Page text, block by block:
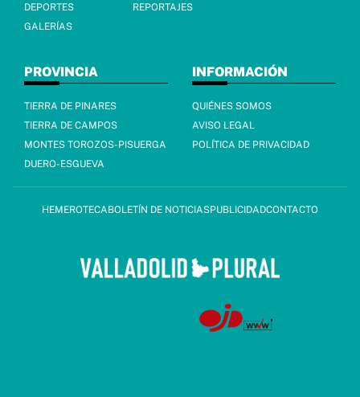
DEPORTES
REPORTAJES
GALERÍAS
PROVINCIA
TIERRA DE PINARES
TIERRA DE CAMPOS
MONTES TOROZOS-PISUERGA
DUERO-ESGUEVA
INFORMACIÓN
QUIÉNES SOMOS
AVISO LEGAL
POLÍTICA DE PRIVACIDAD
HEMEROTECABOLETÍN DE NOTICIASPUBLICIDADCONTACTO